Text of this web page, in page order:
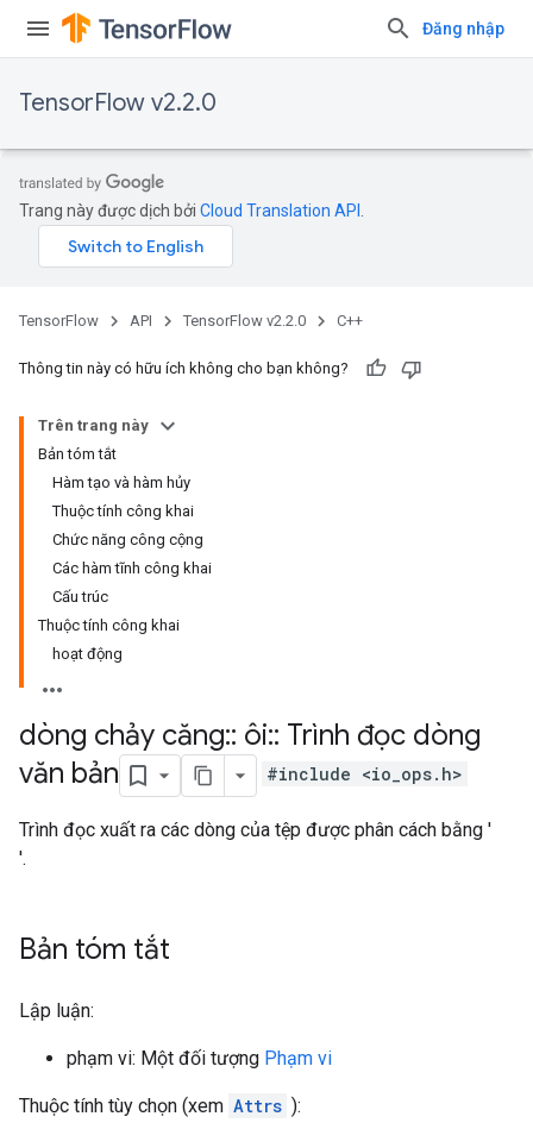
Đăng nhập
TensorFlow v2.2.0
Trang này được dịch bởi Cloud Translation API
TensorFlow API TensorFlow v2.2.0 C++
Thông tin này có hữu ích không cho bạn không?
Trên trang này
Bản tóm tắt
Hàm tạo và hàm hủy
Thuộc tính công khai
Chức năng công cộng
Các hàm tĩnh công khai
Cấu trúc
Thuộc tính công khai
hoạt động
dòng chảy căng:: ôi:: Trình đọc dòng
văn bản
#include <io_ops.h>
Trình đọc xuất ra các dòng của tệp được phân cách bằng '
'.
Bản tóm tắt
Lập luận:
phạm vi: Một đối tượng Phạm vi
Thuộc tính tùy chọn (xem Attrs ):